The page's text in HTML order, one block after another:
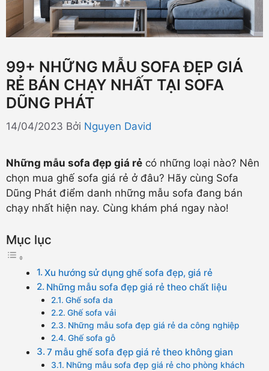
99+ NHỮNG MẪU SOFA ĐẸP GIÁ
RẺ BÁN CHẠY NHẤT TẠI SOFA
DŨNG PHÁT
14/04/2023 Bởi Nguyen David
Những mẫu sofa đẹp giá rẻ có những loại nào? Nên
chọn mua ghế sofa giá rẻ ở đâu? Hãy cùng Sofa
Dũng Phát điểm danh những mẫu sofa đang bán
chạy nhất hiện nay. Cùng khám phá ngay nào!
Mục lục
Xu hướng sử dụng ghế sofa đẹp, giá rẻ
Những mẫu sofa đẹp giá rẻ theo chất liệu
Ghế sofa da
Ghế sofa vải
Những mẫu sofa đẹp giá rẻ da công nghiệp
Ghế sofa gỗ
7 mẫu ghế sofa đẹp giá rẻ theo không gian
Những mẫu sofa đẹp giá rẻ cho phòng khách